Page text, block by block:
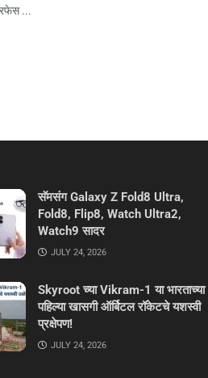
...
सॅमसंग Galaxy Z Fold8 Ultra,
Fold8, Flip8, Watch Ultra2,
Watch9 सादर
JULY 24, 2026
Skyroot च्या Vikram-1 या भारताच्या
पहिल्या खासगी ऑर्बिटल रॉकेटचे यशस्वी
प्रक्षेपण!
JULY 24, 2026